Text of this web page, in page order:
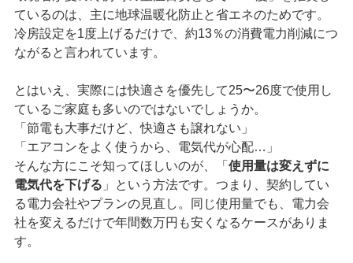
ているのは、主に地球温暖化防止と省エネのためです。
冷房設定を1度上げるだけで、約13％の消費電力削減につ
ながると言われています。
とはいえ、実際には快適さを優先して25〜26度で使用し
ているご家庭も多いのではないでしょうか。
「節電も大事だけど、快適さも譲れない」
「エアコンをよく使うから、電気代が心配…」
そんな方にこそ知ってほしいのが、「 使用量は変えずに
電気代を下げる 」という方法です。つまり、契約してい
る電力会社やプランの見直し。同じ使用量でも、電力会
社を変えるだけで年間数万円も安くなるケースがありま
す。